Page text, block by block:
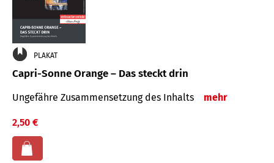
PLAKAT
Capri-Sonne Orange – Das steckt drin
Ungefähre Zu­sammen­setzung des Inhalts mehr
2,50 €